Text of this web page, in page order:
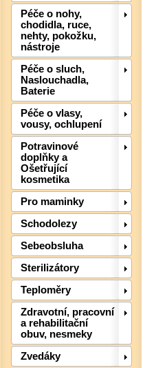
Péče o nohy,
chodidla, ruce,
nehty, pokožku,
nástroje
Péče o sluch,
Naslouchadla,
Baterie
Péče o vlasy,
vousy, ochlupení
Potravinové
doplňky a
Ošetřující
kosmetika
Pro maminky
Schodolezy
Sebeobsluha
Sterilizátory
Teploměry
Zdravotní, pracovní
a rehabilitační
obuv, nesmeky
Zvedáky